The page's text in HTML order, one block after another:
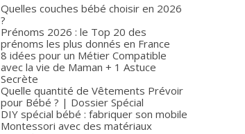
Quelles couches bébé choisir en 2026
?
Prénoms 2026 : le Top 20 des
prénoms les plus donnés en France
8 idées pour un Métier Compatible
avec la vie de Maman + 1 Astuce
Secrète
Quelle quantité de Vêtements Prévoir
pour Bébé ? | Dossier Spécial
DIY spécial bébé : fabriquer son mobile
Montessori avec des matériaux